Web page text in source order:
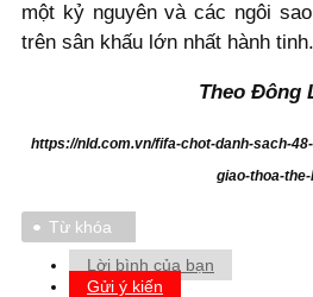
một kỷ nguyên và các ngôi
trên sân khấu lớn nhất hành tinh.
Theo Đông
https://nld.com.vn/fifa-chot-danh-sach-
giao-thoa-
Từ khóa
Lời bình của bạn
Gửi ý kiến